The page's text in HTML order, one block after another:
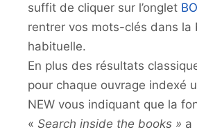
suffit de cliquer sur l’onglet
rentrer vos mots-clés dans la
habituelle.
En plus des résultats
pour chaque ouvrage indexé
NEW vous indiquant que la
« Search inside the books » a